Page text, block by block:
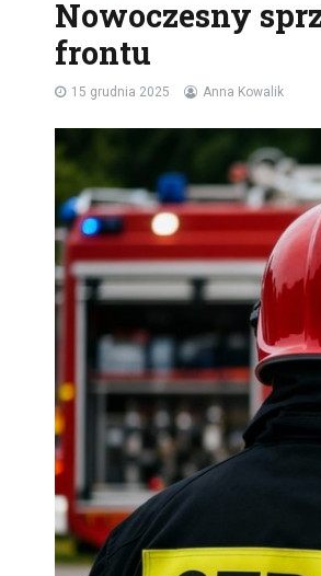
Nowoczesny
frontu
15 grudnia 2025 Anna Kowalik